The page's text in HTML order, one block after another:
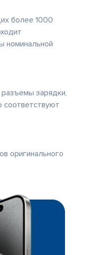
более 1000
номинальной
зарядки,
оригинального